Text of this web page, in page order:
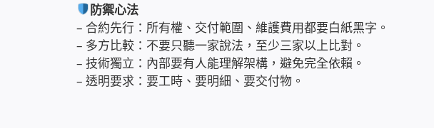
防禦心法
– 合約先行：所有權、交付範圍、維護費用都要白紙黑字。
– 多方比較：不要只聽一家說法，至少三家以上比對。
– 技術獨立：內部要有人能理解架構，避免完全依賴。
– 透明要求：要工時、要明細、要交付物。